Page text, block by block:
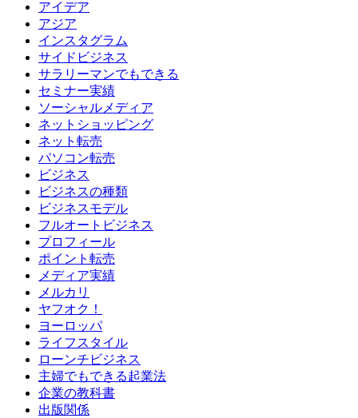
アイデア
アジア
インスタグラム
サイドビジネス
サラリーマンでもできる
セミナー実績
ソーシャルメディア
ネットショッピング
ネット転売
パソコン転売
ビジネス
ビジネスの種類
ビジネスモデル
フルオートビジネス
プロフィール
ポイント転売
メディア実績
メルカリ
ヤフオク！
ヨーロッパ
ライフスタイル
ローンチビジネス
主婦でもできる起業法
企業の教科書
出版関係